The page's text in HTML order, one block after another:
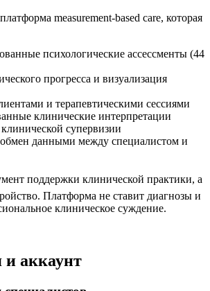
measurement-based care, которая
психологические ассессменты (44
прогресса и визуализация
и терапевтическими сессиями
клинические интерпретации
супервизии
данными между специалистом и
поддержки клинической практики, а
Платформа не ставит диагнозы и
клиническое суждение.
и аккаунт